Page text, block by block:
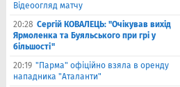
Відеоогляд матчу
20:28 Сергій КОВАЛЕЦЬ: "Очікував вихід
Ярмоленка та Буяльського при грі у
більшості"
20:19 "Парма" офіційно взяла в оренду
нападника "Аталанти"